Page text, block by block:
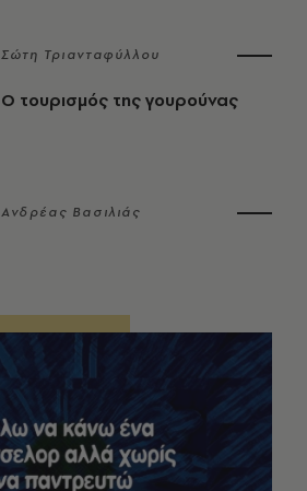
Σώτη Τριανταφύλλου
Ο τουρισμός της γουρούνας
Ανδρέας Βασιλιάς